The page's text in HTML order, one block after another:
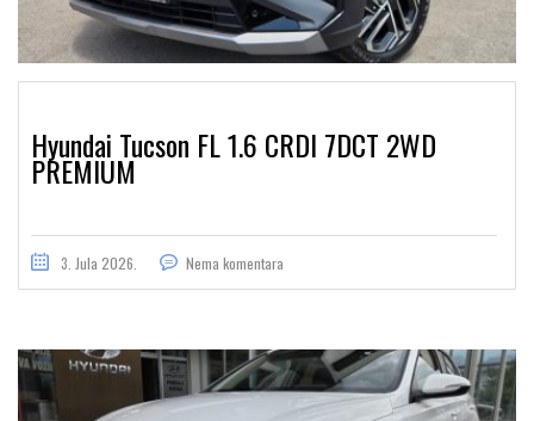
Hyundai Tucson FL 1.6 CRDI 7DCT 2WD
PREMIUM
3. Jula 2026. Nema komentara